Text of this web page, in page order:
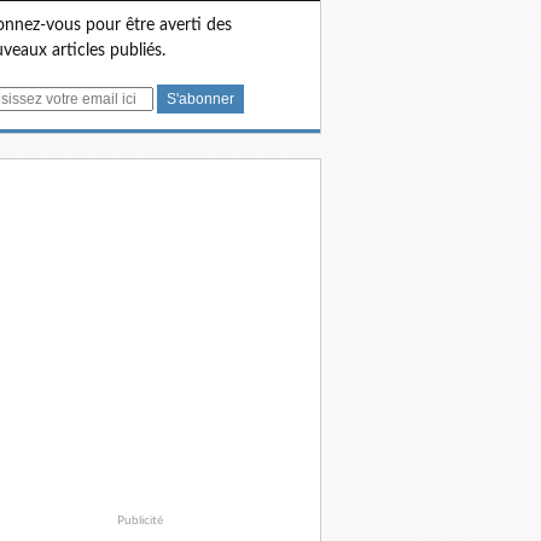
vous pour être averti des
articles publiés.
Publicité